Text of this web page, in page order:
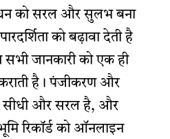
को सरल और सुलभ बना
को बढ़ावा देती है
जानकारी को एक ही
है। पंजीकरण और
सीधी और सरल है, और
रिकॉर्ड को ऑनलाइन